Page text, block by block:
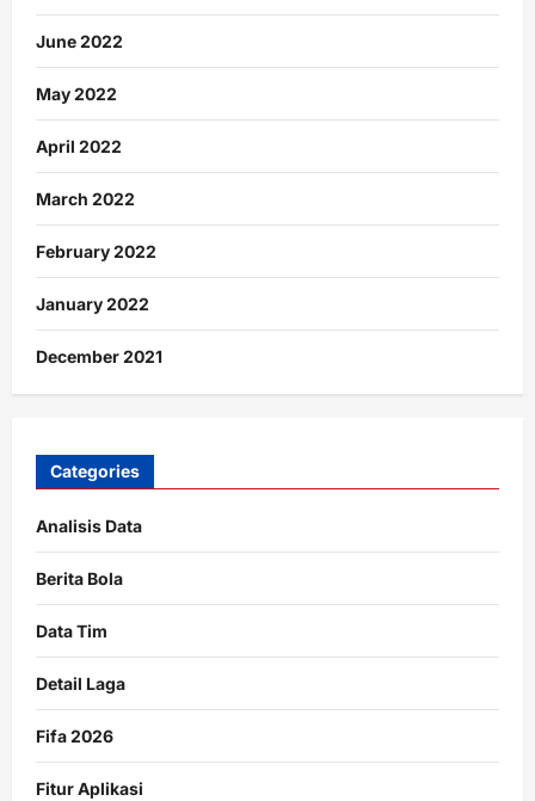
June 2022
May 2022
April 2022
March 2022
February 2022
January 2022
December 2021
Categories
Analisis Data
Berita Bola
Data Tim
Detail Laga
Fifa 2026
Fitur Aplikasi